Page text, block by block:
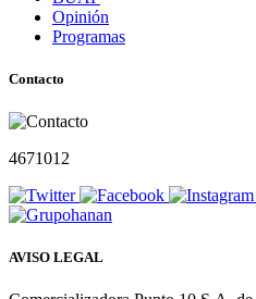
Opinión
Programas
Contacto
4671012
AVISO LEGAL